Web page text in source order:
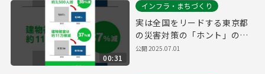
00:31
インフラ・まちづくり
実は全国をリードする東京都
の災害対策の「ホント」のこ
と（縦）
公開2025.07.01